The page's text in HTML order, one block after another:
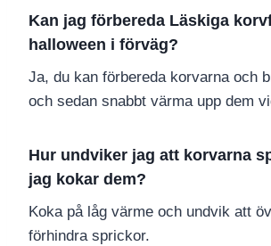
Kan jag förbereda Läskiga
halloween i förväg?
Ja, du kan förbereda korvarna och
och sedan snabbt värma upp dem
Hur undviker jag att korvarna
jag kokar dem?
Koka på låg värme och undvik att
förhindra sprickor.